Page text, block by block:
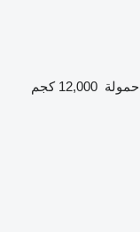
حمولة 12,000 كجم